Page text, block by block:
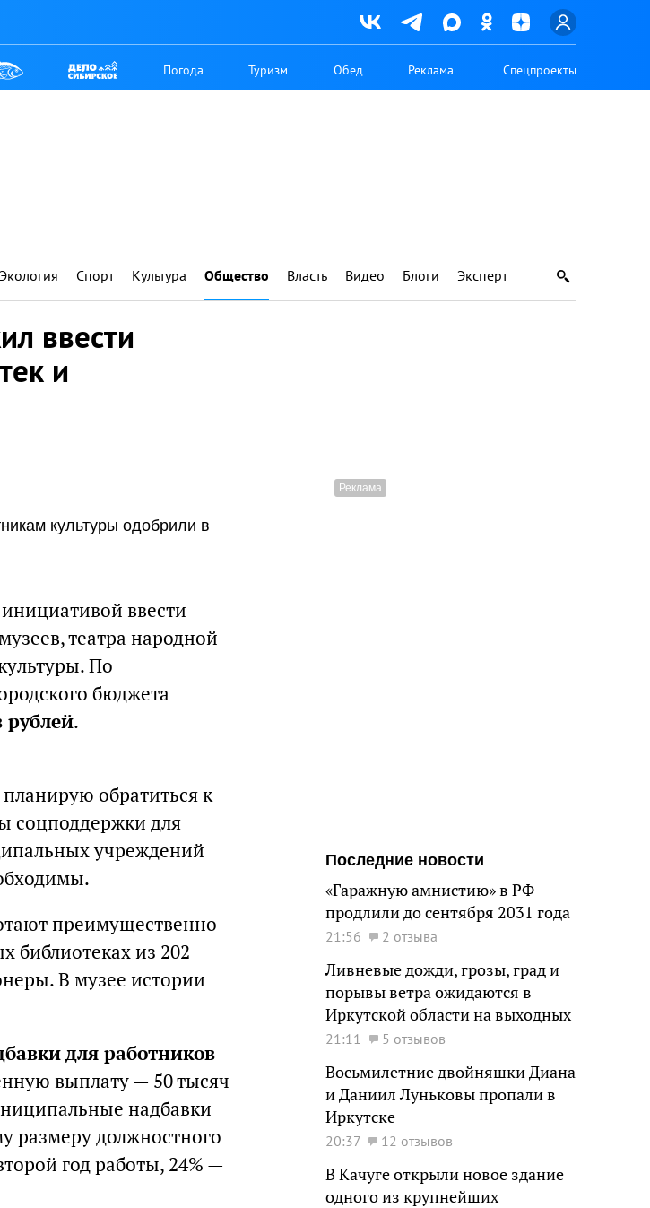
Погода Туризм Обед Реклама Спецпроекты
Экология Спорт Культура Общество Власть Видео Блоги Эксперт
ввести
и
культуры одобрили в
ввести
театра народной
По
бюджета
рублей.
обратиться к
соцподдержки для
учреждений
преимущественно
библиотеках из 202
В музее истории
для работников
выплату — 50 тысяч
надбавки
должностного
год работы, 24% —
Последние новости
«Гаражную амнистию» в РФ
продлили до сентября 2031 года
21:56 2 отзыва
Ливневые дожди, грозы, град и
порывы ветра ожидаются в
Иркутской области на выходных
21:11 5 отзывов
Восьмилетние двойняшки Диана
и Даниил Луньковы пропали в
Иркутске
20:37 12 отзывов
В Качуге открыли новое здание
одного из крупнейших